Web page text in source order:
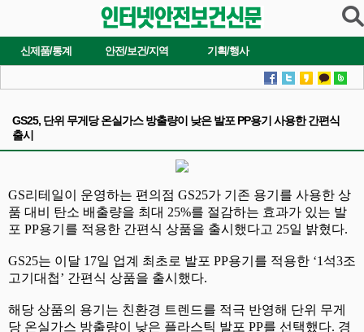
신제품/통계 안전/보건/지역 기획/행사
GS25, 단위 무게당 온실가스 방출량이 낮은 발포 PP용기 사용한 간편식
출시